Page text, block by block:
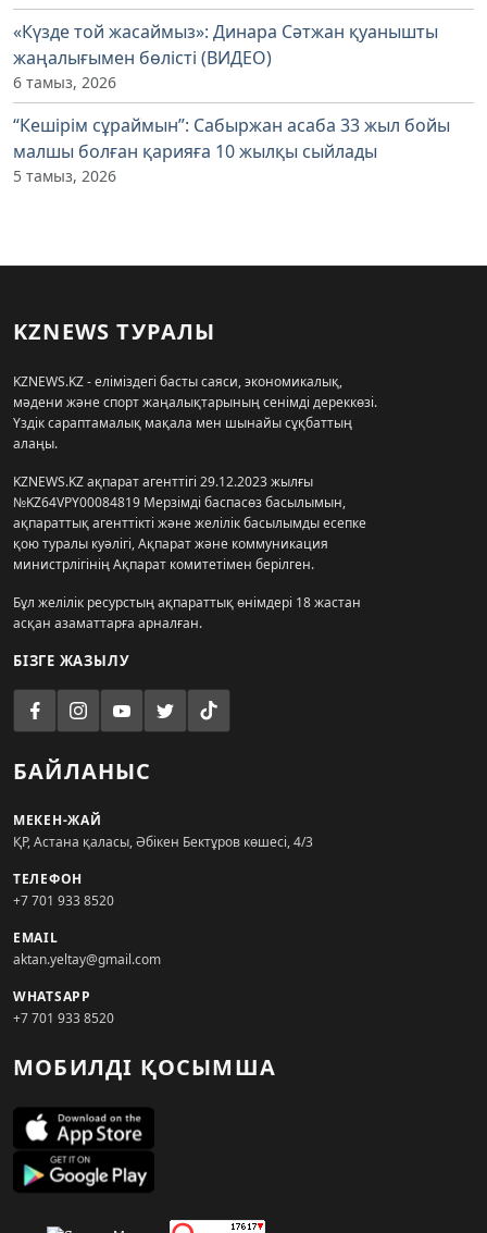
«Күзде той жасаймыз»: Динара Сәтжан қуанышты
жаңалығымен бөлісті (ВИДЕО)
6 тамыз, 2026
“Кешірім сұраймын”: Сабыржан асаба 33 жыл бойы
малшы болған қарияға 10 жылқы сыйлады
5 тамыз, 2026
KZNEWS ТУРАЛЫ
KZNEWS.KZ - еліміздегі басты саяси, экономикалық,
мәдени және спорт жаңалықтарының сенімді дереккөзі.
Үздік сараптамалық мақала мен шынайы сұқбаттың
алаңы.
KZNEWS.KZ ақпарат агенттігі 29.12.2023 жылғы
№KZ64VPY00084819 Мерзімді баспасөз басылымын,
ақпараттық агенттікті және желілік басылымды есепке
қою туралы куәлігі, Ақпарат және коммуникация
министрлігінің Ақпарат комитетімен берілген.
Бұл желілік ресурстың ақпараттық өнімдері 18 жастан
асқан азаматтарға арналған.
БІЗГЕ ЖАЗЫЛУ
БАЙЛАНЫС
МЕКЕН-ЖАЙ
ҚР, Астана қаласы, Әбікен Бектұров көшесі, 4/3
ТЕЛЕФОН
+7 701 933 8520
EMAIL
aktan.yeltay@gmail.com
WHATSAPP
+7 701 933 8520
МОБИЛДІ ҚОСЫМША